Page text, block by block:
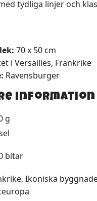
tydliga linjer och
70 x 50 cm
i Versailles, Frankrike
Ravensburger
information
g
bitar
Ikoniska